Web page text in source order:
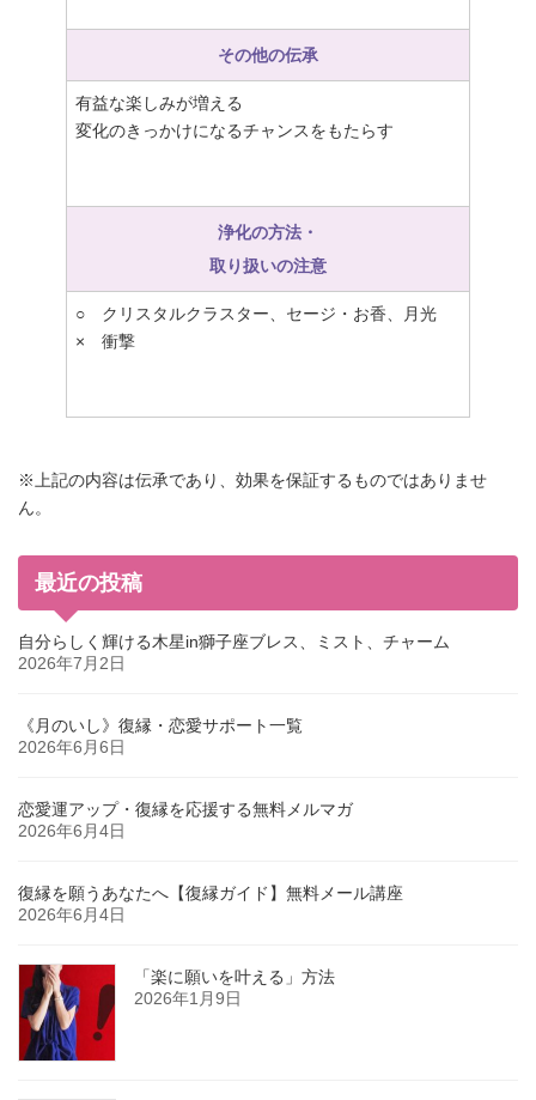
その他の伝承
有益な楽しみが増える
変化のきっかけになるチャンスをもたらす
浄化の方法・
取り扱いの注意
○ クリスタルクラスター、セージ・お香、月光
× 衝撃
※上記の内容は伝承であり、効果を保証するものではありませ
ん。
最近の投稿
自分らしく輝ける木星in獅子座ブレス、ミスト、チャーム
2026年7月2日
《月のいし》復縁・恋愛サポート一覧
2026年6月6日
恋愛運アップ・復縁を応援する無料メルマガ
2026年6月4日
復縁を願うあなたへ【復縁ガイド】無料メール講座
2026年6月4日
「楽に願いを叶える」方法
2026年1月9日